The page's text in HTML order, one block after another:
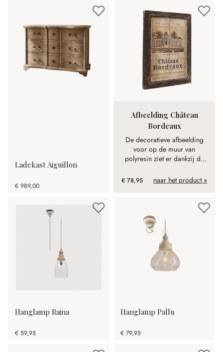
Ladekast Aiguillon
€ 989,00
Afbeelding Château
Bordeaux
De decoratieve afbeelding
voor op de muur van
polyresin ziet er dankzij de
natuurlijk is verouderd.
€ 78,95 naar het product »
Hanglamp Raina
€ 59,95
Hanglamp Pallu
€ 79,95